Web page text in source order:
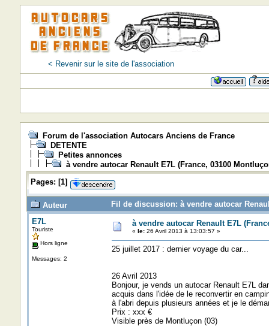
< Revenir sur le site de l'association
Forum de l'association Autocars Anciens de France
DETENTE
Petites annonces
à vendre autocar Renault E7L (France, 03100
Pages: [1]
Auteur
Fil de discussion: à vendre autocar
E7L
Touriste
Hors ligne
Messages: 2
à vendre autocar Renault E7L
« le:26 Avril 2013 à 13:03:57 »
25 juillet 2017 : dernier voyage du car...
26 Avril 2013
Bonjour, je vends un autocar Renault E7L
acquis dans l'idée de le reconvertir en
à l'abri depuis plusieurs années et je le
Prix : xxx €
Visible près de Montluçon (03)